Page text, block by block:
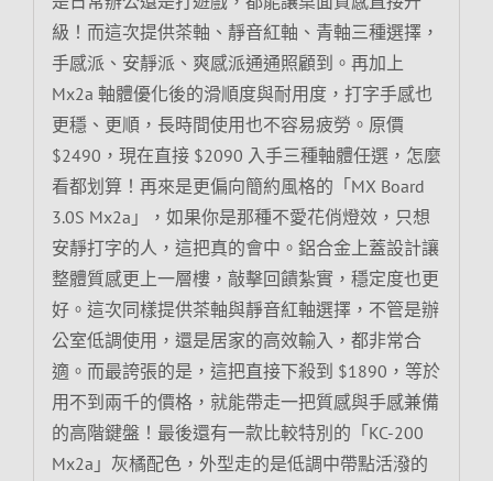
級！而這次提供茶軸、靜音紅軸、青軸三種選擇，
手感派、安靜派、爽感派通通照顧到。再加上
Mx2a 軸體優化後的滑順度與耐用度，打字手感也
更穩、更順，長時間使用也不容易疲勞。原價
$2490，現在直接 $2090 入手三種軸體任選，怎麼
看都划算！再來是更偏向簡約風格的「MX Board
3.0S Mx2a」，如果你是那種不愛花俏燈效，只想
安靜打字的人，這把真的會中。鋁合金上蓋設計讓
整體質感更上一層樓，敲擊回饋紮實，穩定度也更
好。這次同樣提供茶軸與靜音紅軸選擇，不管是辦
公室低調使用，還是居家的高效輸入，都非常合
適。而最誇張的是，這把直接下殺到 $1890，等於
用不到兩千的價格，就能帶走一把質感與手感兼備
的高階鍵盤！最後還有一款比較特別的「KC-200
Mx2a」灰橘配色，外型走的是低調中帶點活潑的